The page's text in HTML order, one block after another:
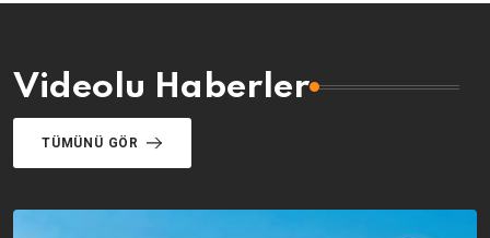
Videolu Haberler
TÜMÜNÜ GÖR